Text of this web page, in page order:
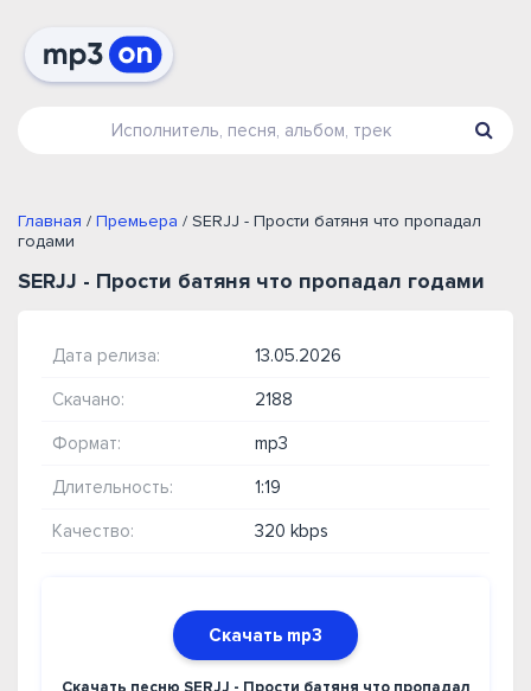
Главная / Премьера / SERJJ - Прости батяня что пропадал
годами
SERJJ - Прости батяня что пропадал годами
Дата релиза: 13.05.2026
Скачано: 2188
Формат: mp3
Длительность: 1:19
Качество: 320 kbps
Скачать mp3